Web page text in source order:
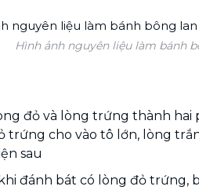
Hình ảnh nguyên liệu làm bánh
đỏ và lòng trứng thành hai
trứng cho vào tô lớn, lòng
sau
đánh bát có lòng đỏ trứng,